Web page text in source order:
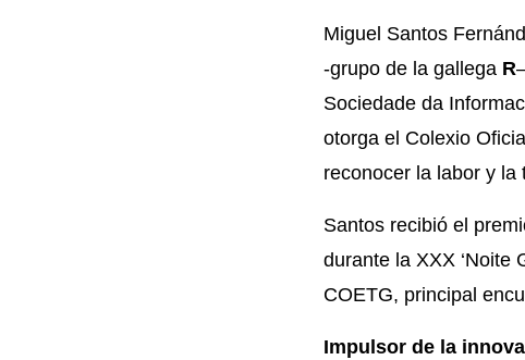
Miguel Santos
-grupo de la gallega R
Sociedade da
otorga el Colexio
reconocer la labor y la
Santos recibió el
durante la XXX ‘Noite
COETG, principal
Impulsor de la